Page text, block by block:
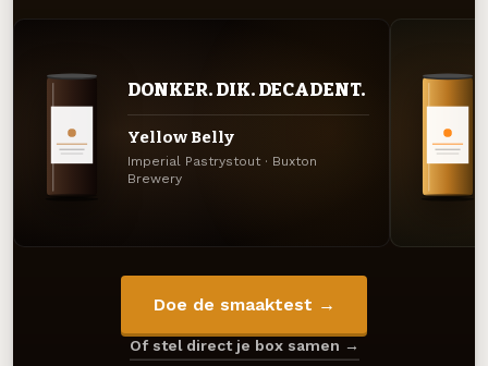
DONKER. DIK. DECADENT.
Yellow Belly
Imperial Pastrystout · Buxton
Brewery
Doe de smaaktest →
Of stel direct je box samen →